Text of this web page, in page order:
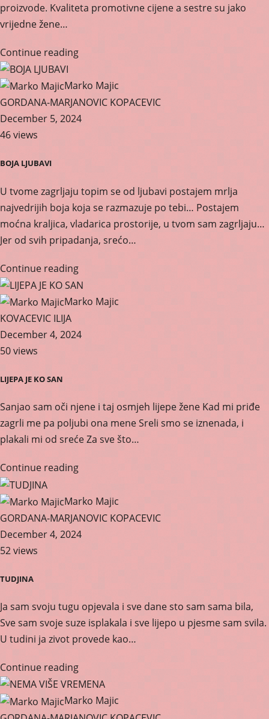
proizvode. Kvaliteta promotivne cijene a sestre su jako
vrijedne žene…
Continue reading
Marko Majic
GORDANA-MARJANOVIC KOPACEVIC
December 5, 2024
46 views
BOJA LJUBAVI
U tvome zagrljaju topim se od ljubavi postajem mrlja
najvedrijih boja koja se razmazuje po tebi… Postajem
moćna kraljica, vladarica prostorije, u tvom sam zagrljaju…
Jer od svih pripadanja, srećo…
Continue reading
Marko Majic
KOVACEVIC ILIJA
December 4, 2024
50 views
LIJEPA JE KO SAN
Sanjao sam oči njene i taj osmjeh lijepe žene Kad mi priđe
zagrli me pa poljubi ona mene Sreli smo se iznenada, i
plakali mi od sreće Za sve što…
Continue reading
Marko Majic
GORDANA-MARJANOVIC KOPACEVIC
December 4, 2024
52 views
TUDJINA
Ja sam svoju tugu opjevala i sve dane sto sam sama bila,
Sve sam svoje suze isplakala i sve lijepo u pjesme sam svila.
U tudini ja zivot provede kao…
Continue reading
Marko Majic